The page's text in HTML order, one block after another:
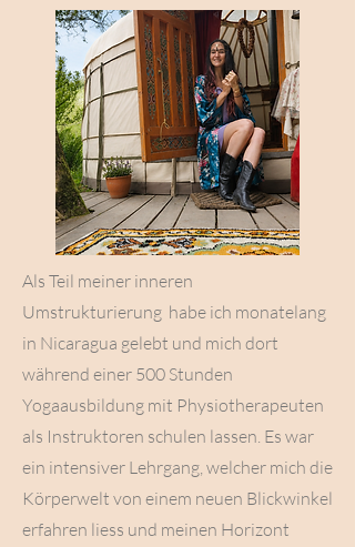
Als Teil meiner inneren
Umstrukturierung habe ich monatelang
in Nicaragua gelebt und mich dort
während einer 500 Stunden
Yogaausbildung mit Physiotherapeuten
als Instruktoren schulen lassen. Es war
ein intensiver Lehrgang, welcher mich die
Körperwelt von einem neuen Blickwinkel
erfahren liess und meinen Horizont